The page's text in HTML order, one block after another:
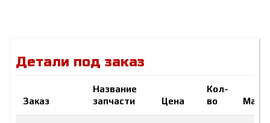
Детали под заказ
Заказ
Название
запчасти
Цена
Кол-
во